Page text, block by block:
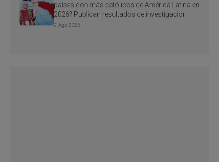
países con más católicos de América Latina en
2026? Publican resultados de investigación
9 Ago 2026